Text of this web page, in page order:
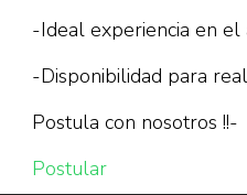
-Ideal experiencia en el
-Disponibilidad para
Postula con nosotros !!-
Postular